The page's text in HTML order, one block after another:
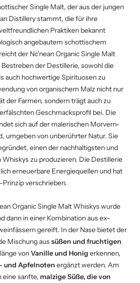
Single Malt, der aus der jungen
Distillery stammt, die für ihre
Praktiken bekannt
angebautem schottischem
der Nc'nean Organic Single Malt
der Destillerie, sowohl die
auch hochwertige Spirituosen zu
von organischem Malz nicht nur
der Farmen, sondern trägt auch zu
Geschmacksprofil bei. Die
sich auf der malerischen Morvern-
umgeben von unberührter Natur. Sie
einen der nachhaltigsten und
zu produzieren. Die Destillerie
erneuerbare Energiequellen und hat
verschrieben.
Organic Single Malt Whiskys wurde
dann in einer Kombination aus ex-
gereift. In der Nase bietet der
Mischung aussüßen und fruchtigen
vonVanille und Honig erkennen,
und Apfelnoten ergänzt werden. Am
eine sanfte, malzige Süße, die von